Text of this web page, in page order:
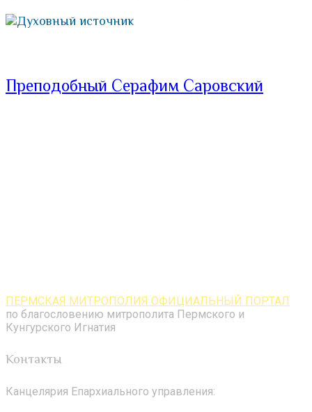
Духовный источник
Преподобный Серафим Саровский
ПЕРМСКАЯ МИТРОПОЛИЯ ОФИЦИАЛЬНЫЙ ПОРТАЛ
по благословению митрополита Пермского и
Кунгурского Игнатия
Контакты
Канцелярия Епархиального управления: